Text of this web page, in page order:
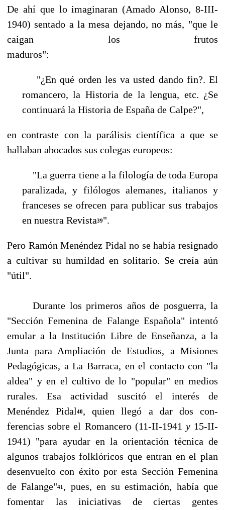
De ahí que lo imaginaran (Amado Alonso, 8-III-
1940) sentado a la mesa dejando, no más, "que le
caigan los frutos
"¿En qué orden les va usted dando fin?. El
romancero, la Historia de la lengua, etc. ¿Se
con­tinuará la Historia de España de Calpe?",
en contraste con la parálisis científica a que se
hallaban abocados sus colegas europeos:
"La guerra tiene a la filología de toda Europa
paralizada, y filólogos alemanes, italianos y
fran­ceses se ofrecen para publicar sus trabajos
en nuestra Revista39".
Pero Ramón Menéndez Pidal no se había resignado
a cultivar su humildad en solitario. Se creía aún
"útil".
Durante los primeros años de posguerra, la
"Sección Femenina de Falange Española" inten­tó
emular a la Institución Libre de Enseñanza, a la
Junta para Ampliación de Estudios, a Mi­siones
Pedagógicas, a La Barraca, en el contacto con "la
aldea" y en el cultivo de lo "popular" en medios
rurales. Esa actividad suscitó el interés de
Menéndez Pidal40, quien llegó a dar dos con­
ferencias sobre el Romancero (11-II-1941 y 15-II-
1941) "para ayudar en la orientación técnica de
algunos trabajos folklóricos que entran en el plan
desenvuelto con éxito por esta Sección Fe­menina
de Falange"41 , pues, en su estimación, había que
fomentar las iniciativas de ciertas gen­tes